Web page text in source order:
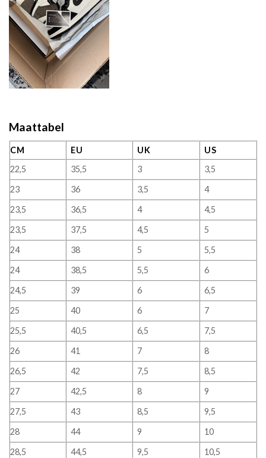
Maattabel
CM EU UK
US
22,5
35,5 3
3,5
23
36 3,5
4
23,5
36,5 4
4,5
23,5
37,5 4,5
5
24
38 5
5,5
24
38,5 5,5
6
24,5
39 6
6,5
25
40 6
7
25,5
40,5 6,5
7,5
26
41 7
8
26,5
42 7,5
8,5
27
42,5 8
9
27,5
43 8,5
9,5
28
44 9
10
28,5
44,5 9,5
10,5